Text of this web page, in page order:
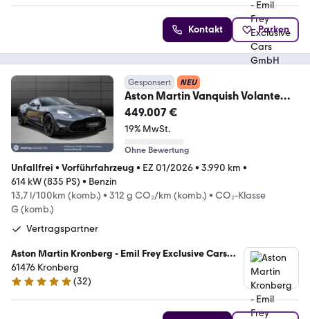
Kontakt Parken
Gesponsert NEU
Aston Martin Vanquish Volante
UVP 507.400€
449.007 €
19% MwSt.
Ohne Bewertung
Unfallfrei • Vorführfahrzeug • EZ 01/2026• 3.990 km •
614 kW (835 PS) • Benzin
13,7 l/100km (komb.) • 312 g CO₂/km (komb.) • CO₂-Klasse
G (komb.)
Vertragspartner
Aston Martin Kronberg - Emil Frey Exclusive Cars
GmbH
61476 Kronberg
5 Sterne
(32)